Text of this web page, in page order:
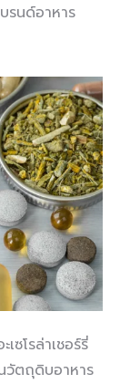
รนด์อาหาร
ซโรล่าเชอร์รี่
วัตถุดิบอาหาร